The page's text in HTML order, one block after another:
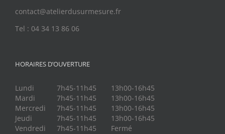
contact@atelierdusurmesure.fr
Tel : 04 34 13 86 06
HORAIRES D’OUVERTURE
Lundi 7h45-11h45
13h00-16h45
Mardi
7h45-11h45
13h00-16h45
Mercredi
7h45-11h45
13h00-16h45
Jeudi
7h45-11h45
13h00-16h45
Vendredi
7h45-11h45 Fermé